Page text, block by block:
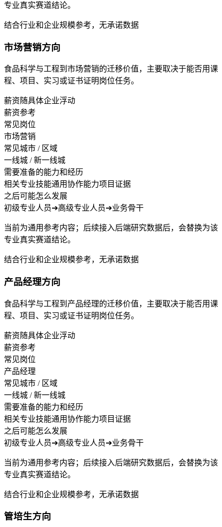
专业真实赛道结论。
结合行业和企业规模参考，无承诺数据
市场营销方向
食品科学与工程到市场营销的迁移价值，主要取决于能否用课
程、项目、实习或证书证明岗位任务。
薪资随具体企业浮动
薪资参考
常见岗位
市场营销
常见城市 / 区域
一线城 / 新一线城
需要准备的能力和经历
相关专业技能通用协作能力项目证据
之后可能怎么发展
初级专业人员➔高级专业人员➔业务骨干
当前为通用参考内容；后续接入后端研究数据后，会替换为该
专业真实赛道结论。
结合行业和企业规模参考，无承诺数据
产品经理方向
食品科学与工程到产品经理的迁移价值，主要取决于能否用课
程、项目、实习或证书证明岗位任务。
薪资随具体企业浮动
薪资参考
常见岗位
产品经理
常见城市 / 区域
一线城 / 新一线城
需要准备的能力和经历
相关专业技能通用协作能力项目证据
之后可能怎么发展
初级专业人员➔高级专业人员➔业务骨干
当前为通用参考内容；后续接入后端研究数据后，会替换为该
专业真实赛道结论。
结合行业和企业规模参考，无承诺数据
管培生方向